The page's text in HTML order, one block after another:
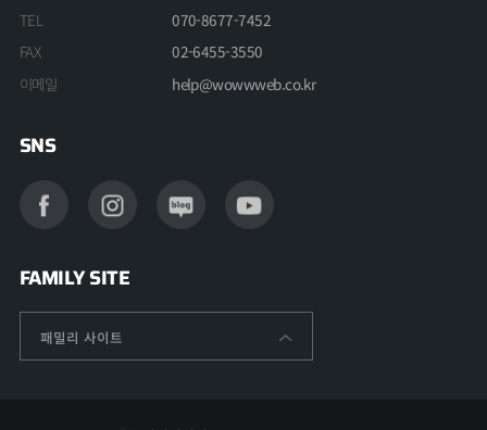
TEL 070-8677-7452
FAX 02-6455-3550
이메일 help@wowwweb.co.kr
SNS
FAMILY SITE
패밀리 사이트